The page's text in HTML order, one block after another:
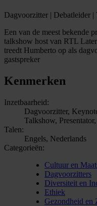
Dagvoorzitter | Debatleider |
Een van de meest bekende
talkshow host van RTL
treedt Humberto op als
gastspreker
Kenmerken
Inzetbaarheid:
Dagvoorzitter,
Talkshow,
Talen:
Engels, Nederlands
Categorieën:
Cultuur en
Dagvoorzitters
Diversiteit en
Ethiek
Gezondheid en